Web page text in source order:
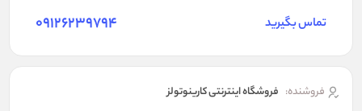
تماس بگیرید 09126239794
فروشنده: فروشگاه اینترنتی کارینوتولز